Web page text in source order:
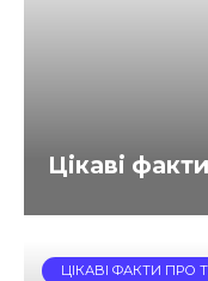
Цікаві
ЦІКАВІ ФАКТИ ПРО